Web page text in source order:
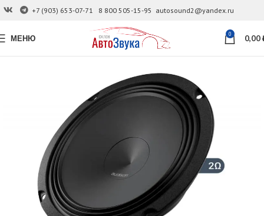
+7 (903) 653-07-71 8 800 505-15-95 autosound2@yandex.ru
МЕНЮ 0 0,00